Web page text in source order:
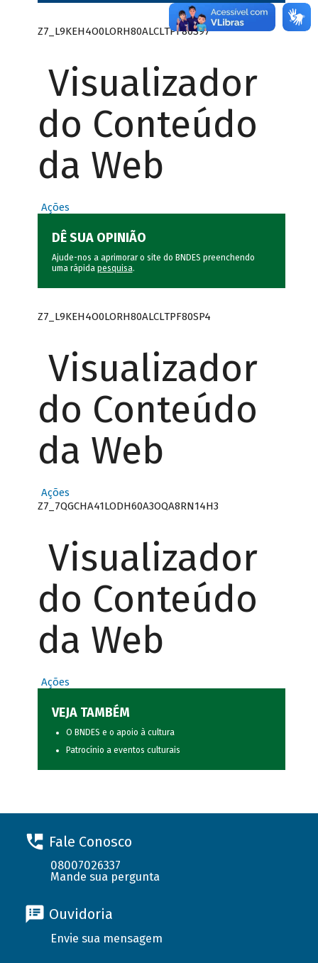
Z7_L9KEH4O0LORH80ALCLTPF80S97
Visualizador
do Conteúdo
da Web
Ações
DÊ SUA OPINIÃO
Ajude-nos a aprimorar o site do BNDES preenchendo
uma rápida pesquisa.
Z7_L9KEH4O0LORH80ALCLTPF80SP4
Visualizador
do Conteúdo
da Web
Ações
Z7_7QGCHA41LODH60A3OQA8RN14H3
Visualizador
do Conteúdo
da Web
Ações
VEJA TAMBÉM
O BNDES e o apoio à cultura
Patrocínio a eventos culturais
Fale Conosco
08007026337
Mande sua pergunta
Ouvidoria
Envie sua mensagem